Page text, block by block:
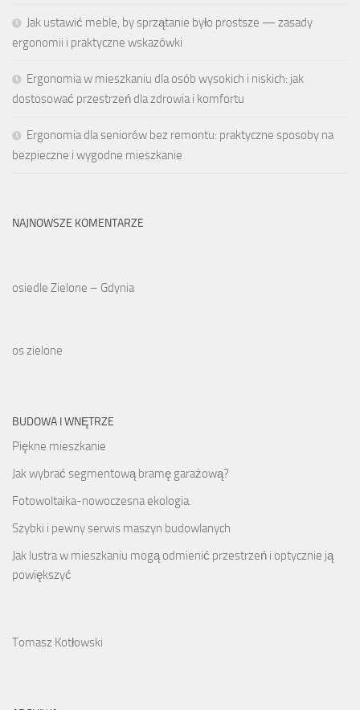
Jak ustawić meble, by sprzątanie było prostsze — zasady
ergonomii i praktyczne wskazówki
Ergonomia w mieszkaniu dla osób wysokich i niskich: jak
dostosować przestrzeń dla zdrowia i komfortu
Ergonomia dla seniorów bez remontu: praktyczne sposoby na
bezpieczne i wygodne mieszkanie
NAJNOWSZE KOMENTARZE
osiedle Zielone – Gdynia
os zielone
BUDOWA I WNĘTRZE
Piękne mieszkanie
Jak wybrać segmentową bramę garażową?
Fotowoltaika-nowoczesna ekologia.
Szybki i pewny serwis maszyn budowlanych
Jak lustra w mieszkaniu mogą odmienić przestrzeń i optycznie ją
powiększyć
Tomasz Kotłowski